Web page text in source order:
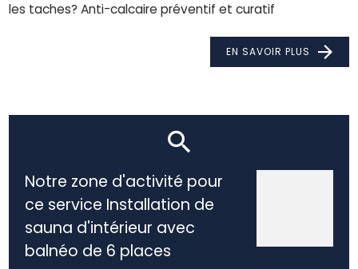
les taches? Anti-calcaire préventif et curatif
EN SAVOIR PLUS
Notre zone d'activité pour
ce service Installation de
sauna d'intérieur avec
balnéo de 6 places